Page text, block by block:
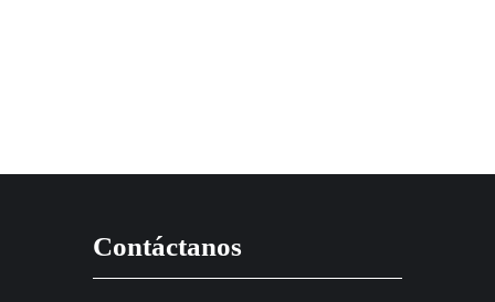
Contáctanos